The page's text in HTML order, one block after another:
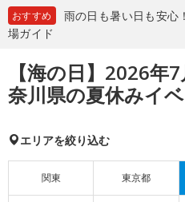
おすすめ
雨の日も暑い日も安心
場ガイド
【海の日】2026年
奈川県の夏休みイ
エリアを絞り込む
関東 東京都